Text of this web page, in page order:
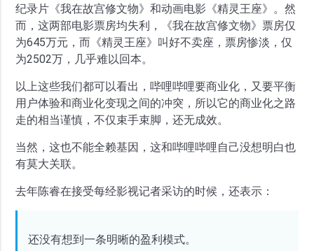
纪录片《我在故宫修文物》和动画电影《精灵王座》。然
而，这两部电影票房均失利，《我在故宫修文物》票房仅
为645万元，而《精灵王座》叫好不卖座，票房惨淡，仅
为2502万，几乎难以回本。
以上这些我们都可以看出，哔哩哔哩要商业化，又要平衡
用户体验和商业化变现之间的冲突，所以它的商业化之路
走的相当谨慎，不仅束手束脚，还无成效。
当然，这也不能全赖基因，这和哔哩哔哩自己没想明白也
有莫大关联。
去年陈睿在接受每经影视记者采访的时候，还表示：
还没有想到一条明晰的盈利模式。